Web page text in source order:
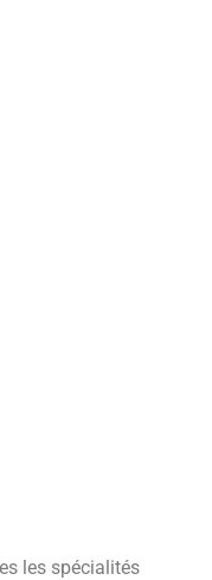
les spécialités